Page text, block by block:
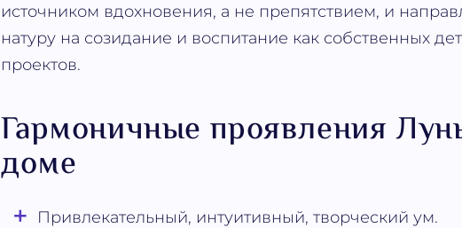
источником вдохновения, а не препятствием, и
натуру на созидание и воспитание как собственных
проектов.
Гармоничные проявления
доме
Привлекательный, интуитивный, творческий ум.